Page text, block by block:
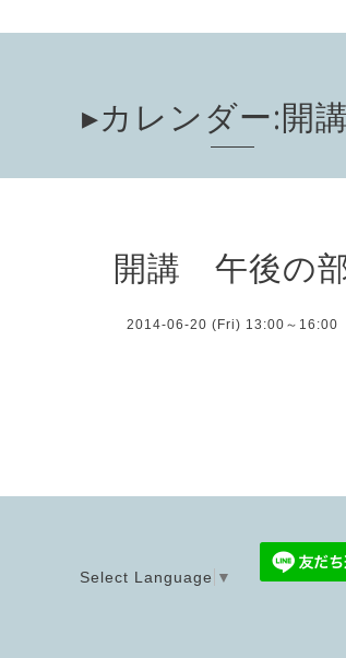
▸カレンダー:開
開講 午後の
2014-06-20 (Fri) 13:00～16:00
Select Language ▼